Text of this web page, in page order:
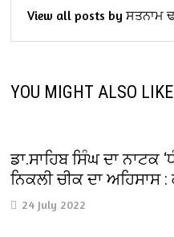
View all posts by ਸਤਨਾਮ
YOU MIGHT ALSO LIKE
ਡਾ.ਸਾਹਿਬ ਸਿੰਘ ਦਾ ਨਾਟਕ
ਨਿਕਲੀ ਚੀਕ ਦਾ ਅਹਿਸਾਸ
24 July 2022